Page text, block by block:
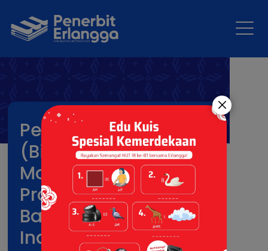
Penutupan BiMo
(Bibliothèque
Mobile): Tur
Promosikan Minat
Baca Kaum Muda
Indonesia